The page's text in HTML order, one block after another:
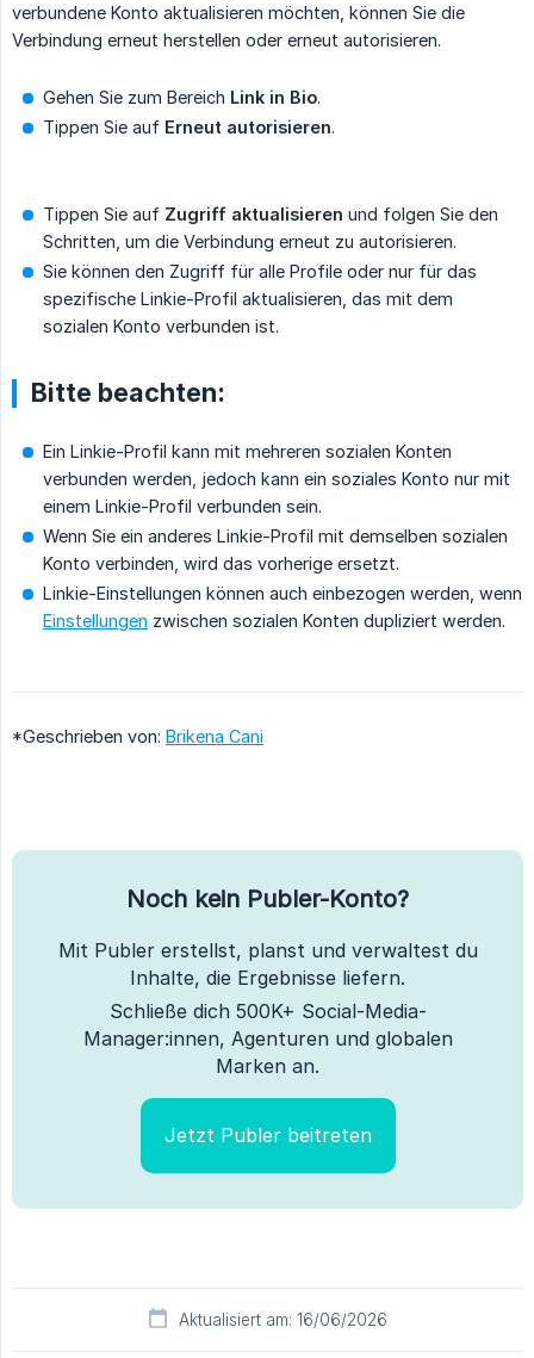
verbundene Konto aktualisieren möchten, können Sie die
Verbindung erneut herstellen oder erneut autorisieren.
Gehen Sie zum Bereich Link in Bio.
Tippen Sie auf Erneut autorisieren.
Tippen Sie auf Zugriff aktualisieren und folgen Sie den
Schritten, um die Verbindung erneut zu autorisieren.
Sie können den Zugriff für alle Profile oder nur für das
spezifische Linkie-Profil aktualisieren, das mit dem
sozialen Konto verbunden ist.
Bitte beachten:
Ein Linkie-Profil kann mit mehreren sozialen Konten
verbunden werden, jedoch kann ein soziales Konto nur mit
einem Linkie-Profil verbunden sein.
Wenn Sie ein anderes Linkie-Profil mit demselben sozialen
Konto verbinden, wird das vorherige ersetzt.
Linkie-Einstellungen können auch einbezogen werden, wenn
Einstellungen zwischen sozialen Konten dupliziert werden.
*Geschrieben von: Brikena Cani
Noch kein Publer-Konto?
Mit Publer erstellst, planst und verwaltest du
Inhalte, die Ergebnisse liefern.
Schließe dich 500K+ Social-Media-
Manager:innen, Agenturen und globalen
Marken an.
Jetzt Publer beitreten
Aktualisiert am: 16/06/2026